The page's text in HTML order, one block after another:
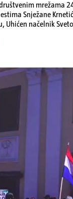
mrežama
Snježane
načelnik
videa...